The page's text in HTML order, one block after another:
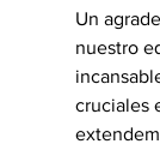
Un
nuestro
cruciales